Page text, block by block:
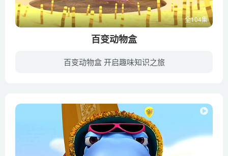
全104集
百变动物盒
百变动物盒 开启趣味知识之旅